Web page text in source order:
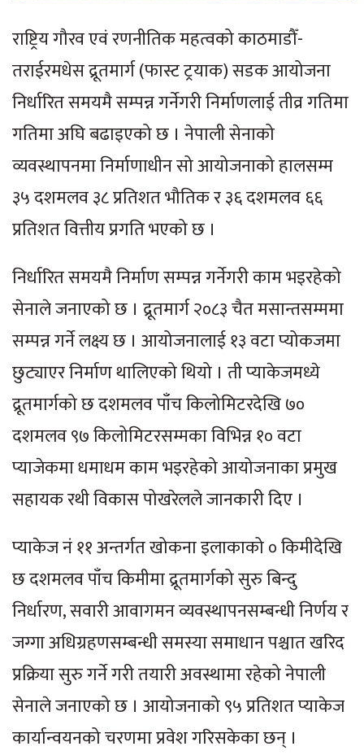
राष्ट्रिय गौरव एवं रणनीतिक महत्वको काठमाडौँ-
तराईरमधेस द्रूतमार्ग (फास्ट ट्रयाक) सडक आयोजना
निर्धारित समयमै सम्पन्न गर्नेगरी निर्माणलाई तीव्र गतिमा
गतिमा अघि बढाइएको छ । नेपाली सेनाको
व्यवस्थापनमा निर्माणाधीन सो आयोजनाको हालसम्म
३५ दशमलव ३८ प्रतिशत भौतिक र ३६ दशमलव ६६
प्रतिशत वित्तीय प्रगति भएको छ ।
निर्धारित समयमै निर्माण सम्पन्न गर्नेगरी काम भइरहेको
सेनाले जनाएको छ । द्रूतमार्ग २०८३ चैत मसान्तसम्ममा
सम्पन्न गर्ने लक्ष्य छ । आयोजनालाई १३ वटा प्योकजमा
छुट्याएर निर्माण थालिएको थियो । ती प्याकेजमध्ये
द्रूतमार्गको छ दशमलव पाँच किलोमिटरदेखि ७०
दशमलव ९७ किलोमिटरसम्मका विभिन्न १० वटा
प्याजेकमा धमाधम काम भइरहेको आयोजनाका प्रमुख
सहायक रथी विकास पोखरेलले जानकारी दिए ।
प्याकेज नं ११ अन्तर्गत खोकना इलाकाको ० किमीदेखि
छ दशमलव पाँच किमीमा द्रूतमार्गको सुरु बिन्दु
निर्धारण, सवारी आवागमन व्यवस्थापनसम्बन्धी निर्णय र
जग्गा अधिग्रहणसम्बन्धी समस्या समाधान पश्चात खरिद
प्रक्रिया सुरु गर्ने गरी तयारी अवस्थामा रहेको नेपाली
सेनाले जनाएको छ । आयोजनाको ९५ प्रतिशत प्याकेज
कार्यान्वयनको चरणमा प्रवेश गरिसकेका छन् ।